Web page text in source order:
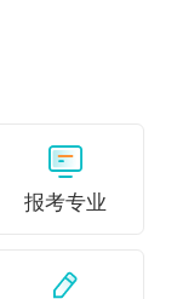
的企业管
发、绩效管
源管理的专
报考专业